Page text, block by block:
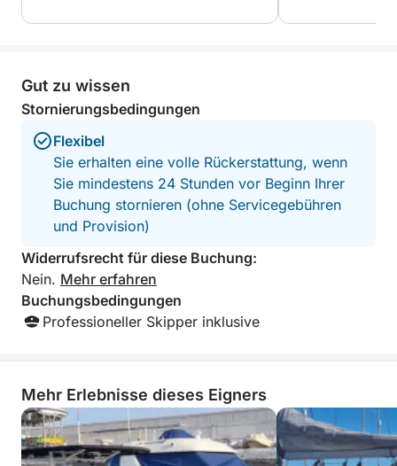
The crew made us feel completely
welcome and taken care of throughout
the entire day. We are incredibly
grateful for this unforgettable and fully
organized experience. Highly
recommended to anyone looking for a
relaxing, fun, and special day on the
water!
Gut zu wissen
Stornierungsbedingungen
Flexibel
Sie erhalten eine volle Rückerstattung, wenn
Sie mindestens 24 Stunden vor Beginn Ihrer
Buchung stornieren (ohne Servicegebühren
und Provision)
Widerrufsrecht für diese Buchung:
Nein. Mehr erfahren
Buchungsbedingungen
Professioneller Skipper inklusive
Mehr Erlebnisse dieses Eigners